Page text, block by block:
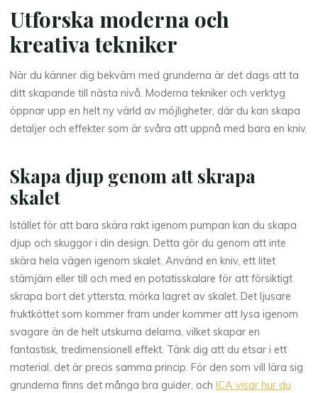
Utforska moderna och
kreativa tekniker
När du känner dig bekväm med grunderna är det dags att ta
ditt skapande till nästa nivå. Moderna tekniker och verktyg
öppnar upp en helt ny värld av möjligheter, där du kan skapa
detaljer och effekter som är svåra att uppnå med bara en kniv.
Skapa djup genom att skrapa
skalet
Istället för att bara skära rakt igenom pumpan kan du skapa
djup och skuggor i din design. Detta gör du genom att inte
skära hela vägen igenom skalet. Använd en kniv, ett litet
stämjärn eller till och med en potatisskalare för att försiktigt
skrapa bort det yttersta, mörka lagret av skalet. Det ljusare
fruktköttet som kommer fram under kommer att lysa igenom
svagare än de helt utskurna delarna, vilket skapar en
fantastisk, tredimensionell effekt. Tänk dig att du etsar i ett
material, det är precis samma princip. För den som vill lära sig
grunderna finns det många bra guider, och ICA visar hur du